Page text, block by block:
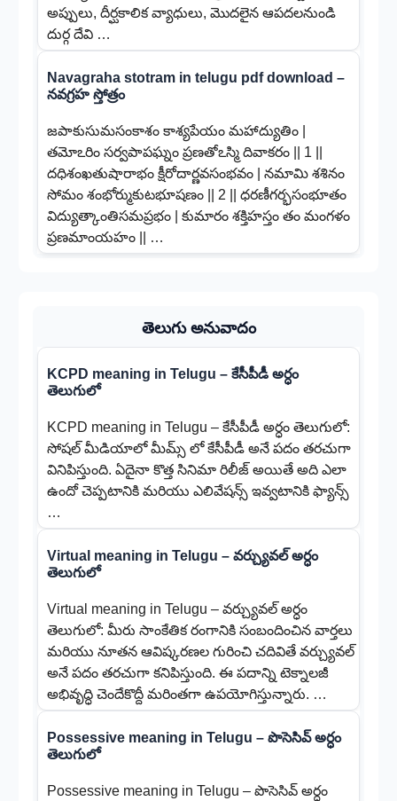
అప్పులు, దీర్ఘకాలిక వ్యాధులు, మొదలైన ఆపదలనుండి
దుర్గ దేవి …
Navagraha stotram in telugu pdf download –
నవగ్రహ స్తోత్రం
జపాకుసుమసంకాశం కాశ్యపేయం మహాద్యుతిం |
తమోఽరిం సర్వపాపఘ్నం ప్రణతోఽస్మి దివాకరం || 1 ||
దధిశంఖతుషారాభం క్షీరోదార్ణవసంభవం | నమామి శశినం
సోమం శంభోర్ముకుటభూషణం || 2 || ధరణీగర్భసంభూతం
విద్యుత్కాంతిసమప్రభం | కుమారం శక్తిహస్తం తం మంగళం
ప్రణమాంయహం || …
తెలుగు అనువాదం
KCPD meaning in Telugu – కేసీపీడీ అర్ధం
తెలుగులో
KCPD meaning in Telugu – కేసీపీడీ అర్ధం తెలుగులో:
సోషల్ మీడియాలో మీమ్స్ లో కేసీపీడీ అనే పదం తరచుగా
వినిపిస్తుంది. ఏదైనా కొత్త సినిమా రిలీజ్ అయితే అది ఎలా
ఉందో చెప్పటానికి మరియు ఎలివేషన్స్ ఇవ్వటానికి ఫ్యాన్స్
…
Virtual meaning in Telugu – వర్చ్యువల్ అర్ధం
తెలుగులో
Virtual meaning in Telugu – వర్చ్యువల్ అర్ధం
తెలుగులో: మీరు సాంకేతిక రంగానికి సంబందించిన వార్తలు
మరియు నూతన ఆవిష్కరణల గురించి చదివితే వర్చ్యువల్
అనే పదం తరచుగా కనిపిస్తుంది. ఈ పదాన్ని టెక్నాలజీ
అభివృద్ధి చెందేకొద్దీ మరింతగా ఉపయోగిస్తున్నారు. …
Possessive meaning in Telugu – పొసెసివ్ అర్ధం
తెలుగులో
Possessive meaning in Telugu – పొసెసివ్ అర్ధం